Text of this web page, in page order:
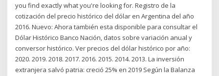
you find exactly what you're looking for. Registro de la
cotización del precio histórico del dólar en Argentina del año
2016. Nuevo: Ahora también esta disponible para consultar el
Dólar Histórico Banco Nación, datos sobre variación anual y
conversor histórico. Ver precios del dólar histórico por año:
2020. 2019. 2018. 2017. 2016. 2015. 2014. 2013. La inversión
extranjera salvó patria: creció 25% en 2019 Según la Balanza